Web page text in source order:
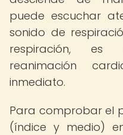
puede escuchar
sonido de
respiración, es
reanimación
inmediato.
Para comprobar el
(índice y medio)